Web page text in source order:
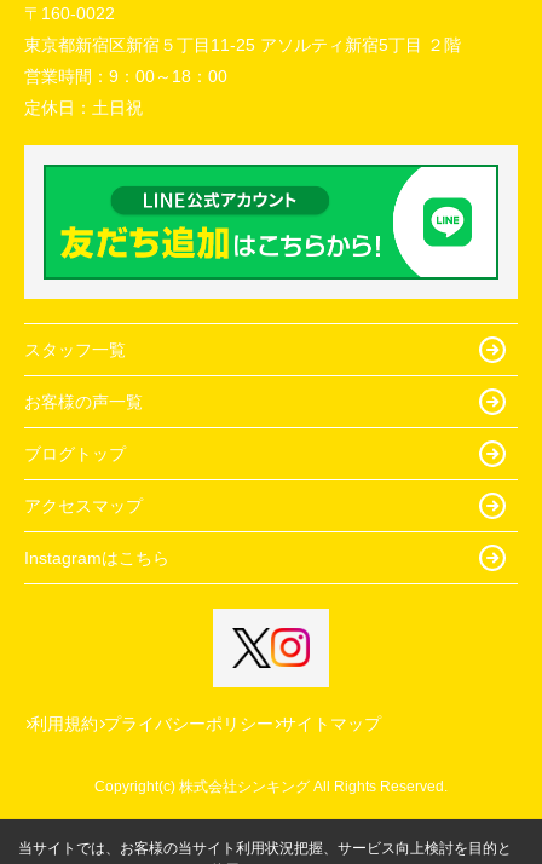
〒160-0022
東京都新宿区新宿５丁目11-25 アソルティ新宿5丁目 ２階
営業時間： 9：00～18：00
定休日： 土日祝
スタッフ一覧
お客様の声一覧
ブログトップ
アクセスマップ
Instagramはこちら
利用規約 プライバシーポリシー サイトマップ
Copyright(c) 株式会社シンキング All Rights Reserved.
当サイトでは、お客様の当サイト利用状況把握、サービス向上検討を目的と